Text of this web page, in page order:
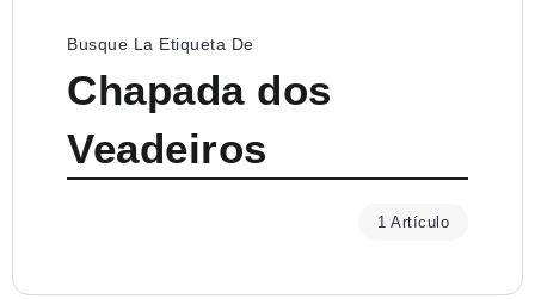
Busque La Etiqueta De
Chapada dos
Veadeiros
1 Artículo